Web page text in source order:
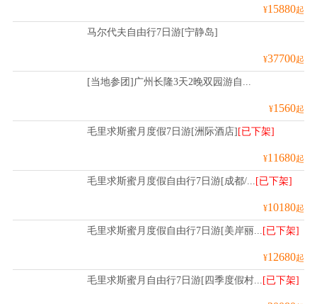
¥15880起
马尔代夫自由行7日游[宁静岛]
¥37700起
[当地参团]广州长隆3天2晚双园游自...
¥1560起
毛里求斯蜜月度假7日游[洲际酒店] [已下架]
¥11680起
毛里求斯蜜月度假自由行7日游[成都/... [已下架]
¥10180起
毛里求斯蜜月度假自由行7日游[美岸丽... [已下架]
¥12680起
毛里求斯蜜月自由行7日游[四季度假村... [已下架]